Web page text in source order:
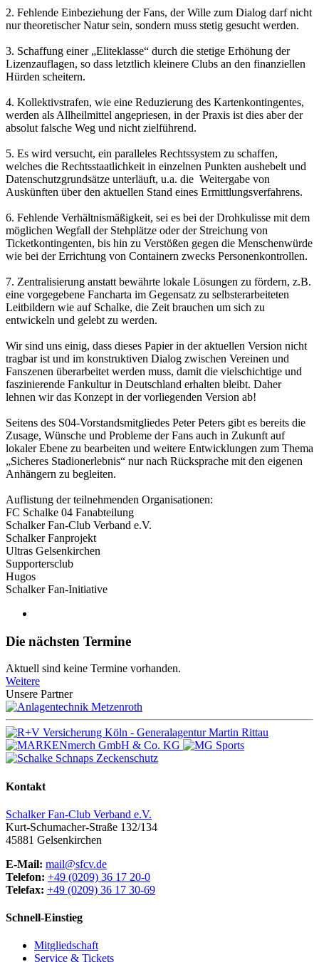
2. Fehlende Einbeziehung der Fans, der Wille zum Dialog darf nicht
nur theoretischer Natur sein, sondern muss stetig gesucht werden.
3. Schaffung einer „Eliteklasse“ durch die stetige Erhöhung der
Lizenzauflagen, so dass letztlich kleinere Clubs an den finanziellen
Hürden scheitern.
4. Kollektivstrafen, wie eine Reduzierung des Kartenkontingentes,
werden als Allheilmittel angepriesen, in der Praxis ist dies aber der
absolut falsche Weg und nicht zielführend.
5. Es wird versucht, ein paralleles Rechtssystem zu schaffen,
welches die Rechtsstaatlichkeit in einzelnen Punkten aushebelt und
Datenschutzgrundsätze unterläuft, u.a. die Weitergabe von
Auskünften über den aktuellen Stand eines Ermittlungsverfahrens.
6. Fehlende Verhältnismäßigkeit, sei es bei der Drohkulisse mit dem
möglichen Wegfall der Stehplätze oder der Streichung von
Ticketkontingenten, bis hin zu Verstößen gegen die Menschenwürde
wie bei der Errichtung von Containern zwecks Personenkontrollen.
7. Zentralisierung anstatt bewährte lokale Lösungen zu fördern, z.B.
eine vorgegebene Fancharta im Gegensatz zu selbsterarbeiteten
Leitbildern wie auf Schalke, die Zeit brauchen um sich zu
entwickeln und gelebt zu werden.
Wir sind uns einig, dass dieses Papier in der aktuellen Version nicht
tragbar ist und im konstruktiven Dialog zwischen Vereinen und
Fanszenen überarbeitet werden muss, damit die vielschichtige und
faszinierende Fankultur in Deutschland erhalten bleibt. Daher
lehnen wir das Konzept in der vorliegenden Version ab!
Seitens des S04-Vorstandsmitgliedes Peter Peters gibt es bereits die
Zusage, Wünsche und Probleme der Fans auch in Zukunft auf
lokaler Ebene zu bearbeiten und weitere Entwicklungen zum Thema
„Sicheres Stadionerlebnis“ nur nach Rücksprache mit den eigenen
Anhängern zu begleiten.
Auflistung der teilnehmenden Organisationen:
FC Schalke 04 Fanabteilung
Schalker Fan-Club Verband e.V.
Schalker Fanprojekt
Ultras Gelsenkirchen
Supportersclub
Hugos
Schalker Fan-Initiative
Die nächsten Termine
Aktuell sind keine Termine vorhanden.
Weitere
Unsere Partner
Kontakt
Schalker Fan-Club Verband e.V.
Kurt-Schumacher-Straße 132/134
45881 Gelsenkirchen
E-Mail: mail@sfcv.de
Telefon: +49 (0209) 36 17 20-0
Telefax: +49 (0209) 36 17 30-69
Schnell-Einstieg
Mitgliedschaft
Service & Tickets